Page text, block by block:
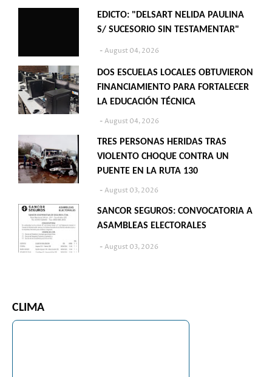
EDICTO: "DELSART NELIDA PAULINA
S/ SUCESORIO SIN TESTAMENTAR"
August 04, 2026
DOS ESCUELAS LOCALES OBTUVIERON
FINANCIAMIENTO PARA FORTALECER
LA EDUCACIÓN TÉCNICA
August 04, 2026
TRES PERSONAS HERIDAS TRAS
VIOLENTO CHOQUE CONTRA UN
PUENTE EN LA RUTA 130
August 03, 2026
SANCOR SEGUROS: CONVOCATORIA A
ASAMBLEAS ELECTORALES
August 03, 2026
CLIMA